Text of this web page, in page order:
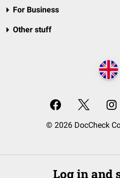
For Business
Other stuff
© 2026 DocCheck
Log in and